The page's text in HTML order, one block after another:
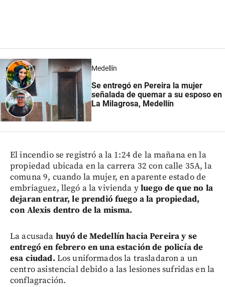
Medellín
Se entregó en Pereira la mujer
señalada de quemar a su esposo en
La Milagrosa, Medellín
El incendio se registró a la 1:24 de la mañana en la
propiedad ubicada en la carrera 32 con calle 35A, la
comuna 9, cuando la mujer, en aparente estado de
embriaguez, llegó a la vivienda yluego de que no la
dejaran entrar, le prendió fuego a la propiedad,
con Alexis dentro de la misma.
La acusada huyó de Medellín hacia Pereira y se
entregó en febrero en una estación de policía de
esa ciudad. Los uniformados la trasladaron a un
centro asistencial debido a las lesiones sufridas en la
conflagración.